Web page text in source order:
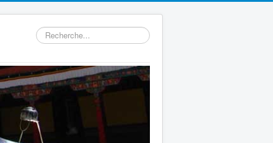
Rechercher